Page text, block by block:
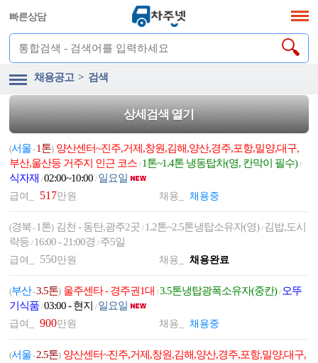
빠른상담
채용공고 > 검색
상세검색 열기
(서울-1톤) 양산센터~진주,거제,창원,김해,양산,경주,포항,밀양,대구,
부산,울산등 거주지 인근 코스/ 1톤~1.4톤 냉동탑차(영, 칸막이 필수)/
식자재/02:00~10:00/ 일요일
급여_ 517만원 채용_ 채용중
(경북-1톤) 김천 - 동탄,광주2곳/ 1.2톤~2.5톤냉탑소유자(영)/ 김밥,도시
락등/ 16:00 - 21:00경/ 주5일
급여_ 550만원 채용_ 채용완료
(부산-3.5톤) 울주센타 - 경주권1대/3.5톤냉탑광폭소유자(중칸)/ 오뚜
기식품/03:00 - 현지/ 일요일
급여_900만원 채용_ 채용중
(서울-2.5톤) 양산센터~진주,거제,창원,김해,양산,경주,포항,밀양,대구,